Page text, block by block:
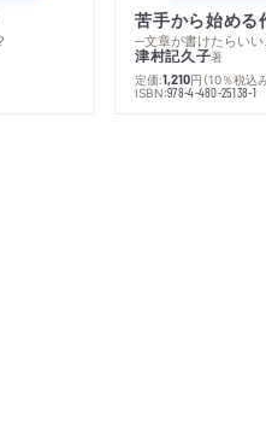
苦手から始める
─文章が書けたらいい
津村記久子著
定価:1,210円 （10％税込
ISBN:978-4-480-25138-1